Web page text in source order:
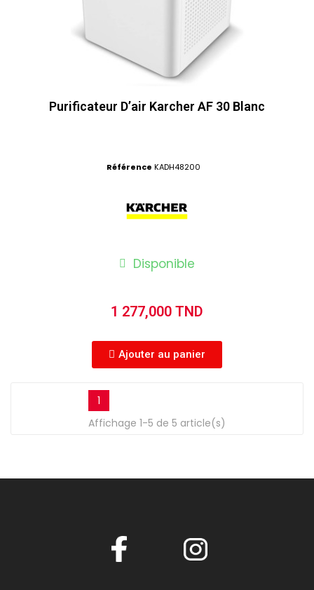
Purificateur D’air Karcher AF 30 Blanc
Référence KADH48200
Disponible
1 277,000 TND
Ajouter au panier
1
Affichage 1-5 de 5 article(s)